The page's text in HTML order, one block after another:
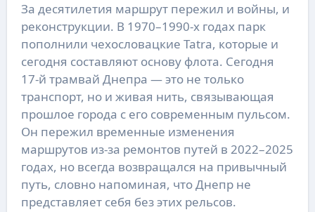
За десятилетия маршрут пережил и войны, и
реконструкции. В 1970–1990-х годах парк
пополнили чехословацкие Tatra, которые и
сегодня составляют основу флота. Сегодня
17-й трамвай Днепра — это не только
транспорт, но и живая нить, связывающая
прошлое города с его современным пульсом.
Он пережил временные изменения
маршрутов из-за ремонтов путей в 2022–2025
годах, но всегда возвращался на привычный
путь, словно напоминая, что Днепр не
представляет себя без этих рельсов.